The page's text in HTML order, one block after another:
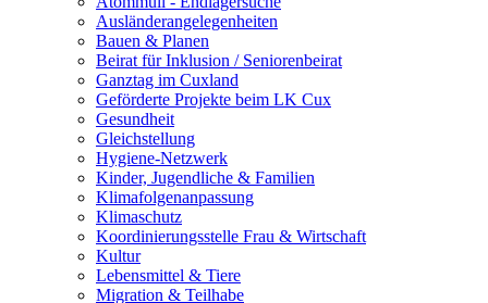
Ausländerangelegenheiten
Bauen & Planen
Beirat für Inklusion / Seniorenbeirat
Ganztag im Cuxland
Geförderte Projekte beim LK Cux
Gesundheit
Gleichstellung
Hygiene-Netzwerk
Kinder, Jugendliche & Familien
Klimafolgenanpassung
Klimaschutz
Koordinierungsstelle Frau & Wirtschaft
Kultur
Lebensmittel & Tiere
Migration & Teilhabe